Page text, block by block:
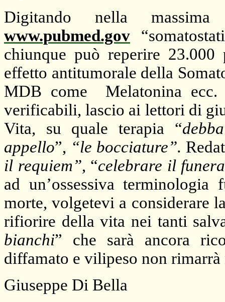
Digitando nella
www.pubmed.gov
chiunque può reperire
effetto antitumorale della
MDB come
Melatonina
verificabili, lascio ai lettori di
Vita, su quale terapia “
appello”, “le bocciature”.
il requiem”, “celebrare il
ad un’ossessiva
morte, volgetevi a considerare
rifiorire della vita nei tanti
bianchi” che sarà ancora
diffamato e vilipeso non
Giuseppe Di Bella